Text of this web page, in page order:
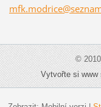
mfk.modrice@sezn
©
Vytvořte si www